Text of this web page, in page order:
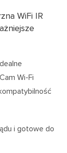
WiFi IR
Wi-Fi
i gotowe do